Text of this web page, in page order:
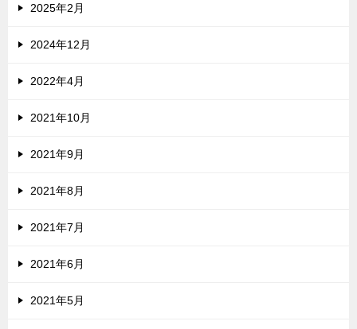
2025年2月
2024年12月
2022年4月
2021年10月
2021年9月
2021年8月
2021年7月
2021年6月
2021年5月